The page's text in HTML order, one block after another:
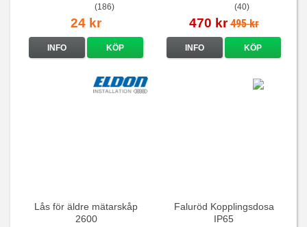
(186)
24 kr
INFO KÖP
(40)
470 kr 495 kr
INFO KÖP
Lås för äldre mätarskåp
2600
Faluröd Kopplingsdosa
IP65